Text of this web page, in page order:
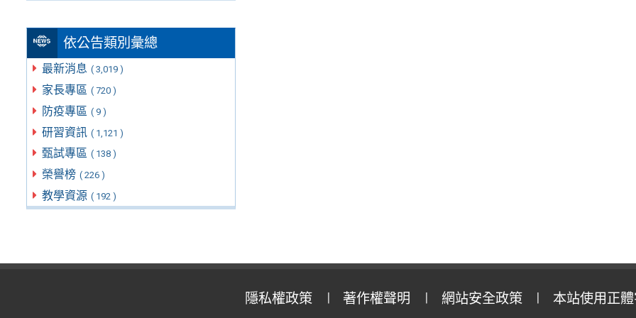
依公告類別彙總
最新消息 ( 3,019 )
家長專區 ( 720 )
防疫專區 ( 9 )
研習資訊 ( 1,121 )
甄試專區 ( 138 )
榮譽榜 ( 226 )
教學資源 ( 192 )
隱私權政策 著作權聲明 網站安全政策 本站使用正